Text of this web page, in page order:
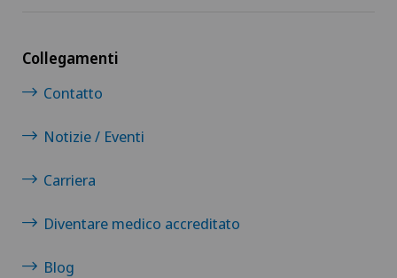
Collegamenti
Contatto
Notizie / Eventi
Carriera
Diventare medico accreditato
Blog